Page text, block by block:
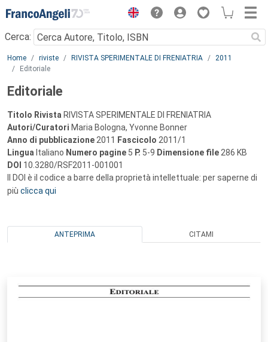
Menu
Cerca:
Main content
Home riviste RIVISTA SPERIMENTALE DI FRENIATRIA
2011
Editoriale
Editoriale
Titolo Rivista RIVISTA SPERIMENTALE DI FRENIATRIA
Autori/Curatori Maria Bologna, Yvonne Bonner
Anno di pubblicazione 2011 Fascicolo 2011/1
Lingua Italiano Numero pagine 5 P. 5-9 Dimensione file 286 KB
DOI 10.3280/RSF2011-001001
Il DOI è il codice a barre della proprietà intellettuale: per saperne di
più clicca qui
ANTEPRIMA CITAMI